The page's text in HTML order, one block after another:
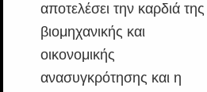
αποτελέσει την καρδιά της
βιομηχανικής και
οικονομικής
ανασυγκρότησης και η